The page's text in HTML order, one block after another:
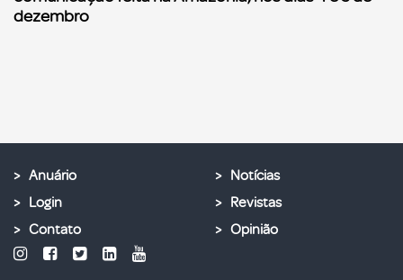
dezembro
Anuário
Login
Contato
Notícias
Revistas
Opinião